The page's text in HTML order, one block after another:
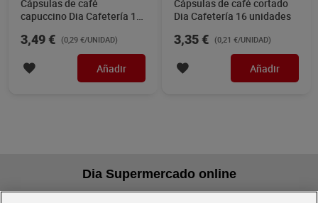
Cápsulas de café
capuccino Dia Cafetería 12
3,49 € (0,29 €/UNIDAD)
Añadir
Cápsulas de café cortado
Dia Cafetería 16 unidades
3,35 € (0,21 €/UNIDAD)
Añadir
Dia Supermercado online